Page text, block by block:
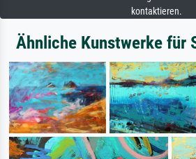
kontaktieren.
Ähnliche Kunstwerke für